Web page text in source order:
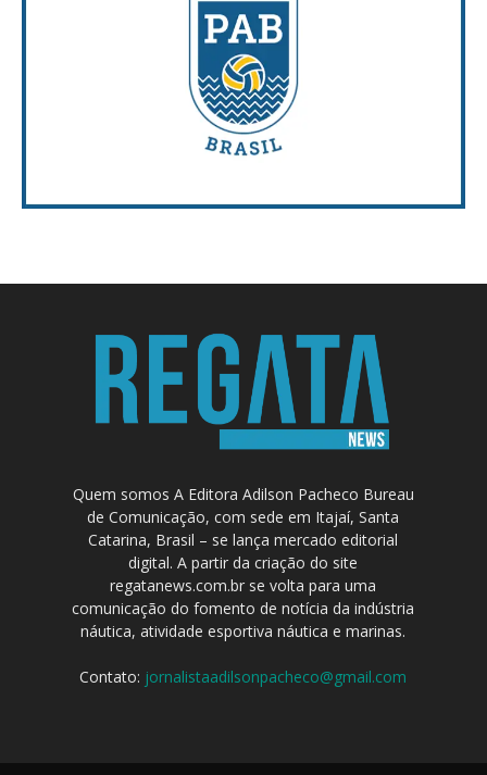
Quem somos A Editora Adilson Pacheco Bureau
de Comunicação, com sede em Itajaí, Santa
Catarina, Brasil – se lança mercado editorial
digital. A partir da criação do site
regatanews.com.br se volta para uma
comunicação do fomento de notícia da indústria
náutica, atividade esportiva náutica e marinas.
Contato: jornalistaadilsonpacheco@gmail.com